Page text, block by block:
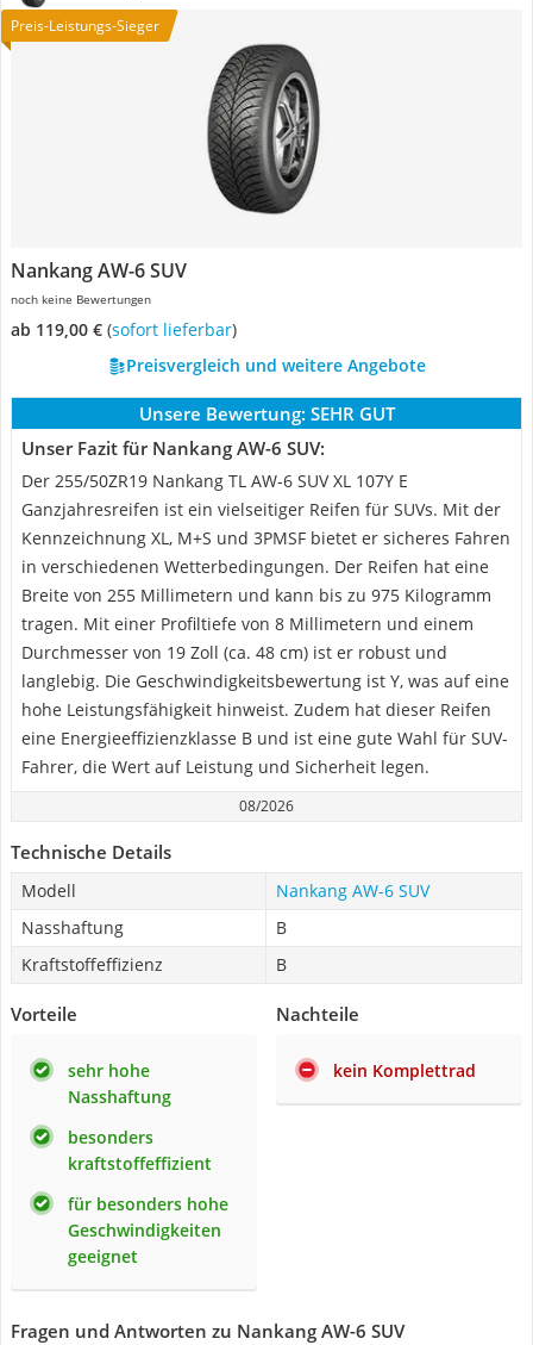
Preis-Leistungs-Sieger
Nankang AW-6 SUV
noch keine Bewertungen
ab 119,00 € ( Sofort lieferbar)
Preisvergleich und weitere Angebote
Unsere Bewertung: SEHR GUT
Unser Fazit für Nankang AW-6 SUV:
Der 255/50ZR19 Nankang TL AW-6 SUV XL 107Y E
Ganzjahresreifen ist ein vielseitiger Reifen für SUVs. Mit der
Kennzeichnung XL, M+S und 3PMSF bietet er sicheres Fahren
in verschiedenen Wetterbedingungen. Der Reifen hat eine
Breite von 255 Millimetern und kann bis zu 975 Kilogramm
tragen. Mit einer Profiltiefe von 8 Millimetern und einem
Durchmesser von 19 Zoll (ca. 48 cm) ist er robust und
langlebig. Die Geschwindigkeitsbewertung ist Y, was auf eine
hohe Leistungsfähigkeit hinweist. Zudem hat dieser Reifen
eine Energieeffizienzklasse B und ist eine gute Wahl für SUV-
Fahrer, die Wert auf Leistung und Sicherheit legen.
08/2026
Technische Details
Modell
Nankang AW-6 SUV
Nasshaftung
B
Kraftstoffeffizienz
B
Vorteile
sehr hohe
Nasshaftung
besonders
kraftstoffeffizient
für besonders hohe
Geschwindigkeiten
geeignet
Nachteile
kein Komplettrad
Fragen und Antworten zu Nankang AW-6 SUV